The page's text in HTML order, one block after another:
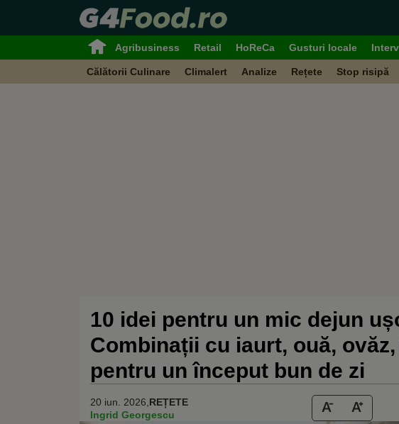
Agribusiness Retail HoReCa Gusturi locale
Călătorii Culinare Climalert Analize Rețete Stop risipă
10 idei pentru un mic dejun
Combinații cu iaurt, ouă,
pentru un început bun de zi
20 iun. 2026, REȚETE
Ingrid Georgescu